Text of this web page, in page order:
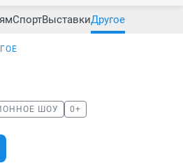
СпортВыставкиДругое
ШОУ 0+